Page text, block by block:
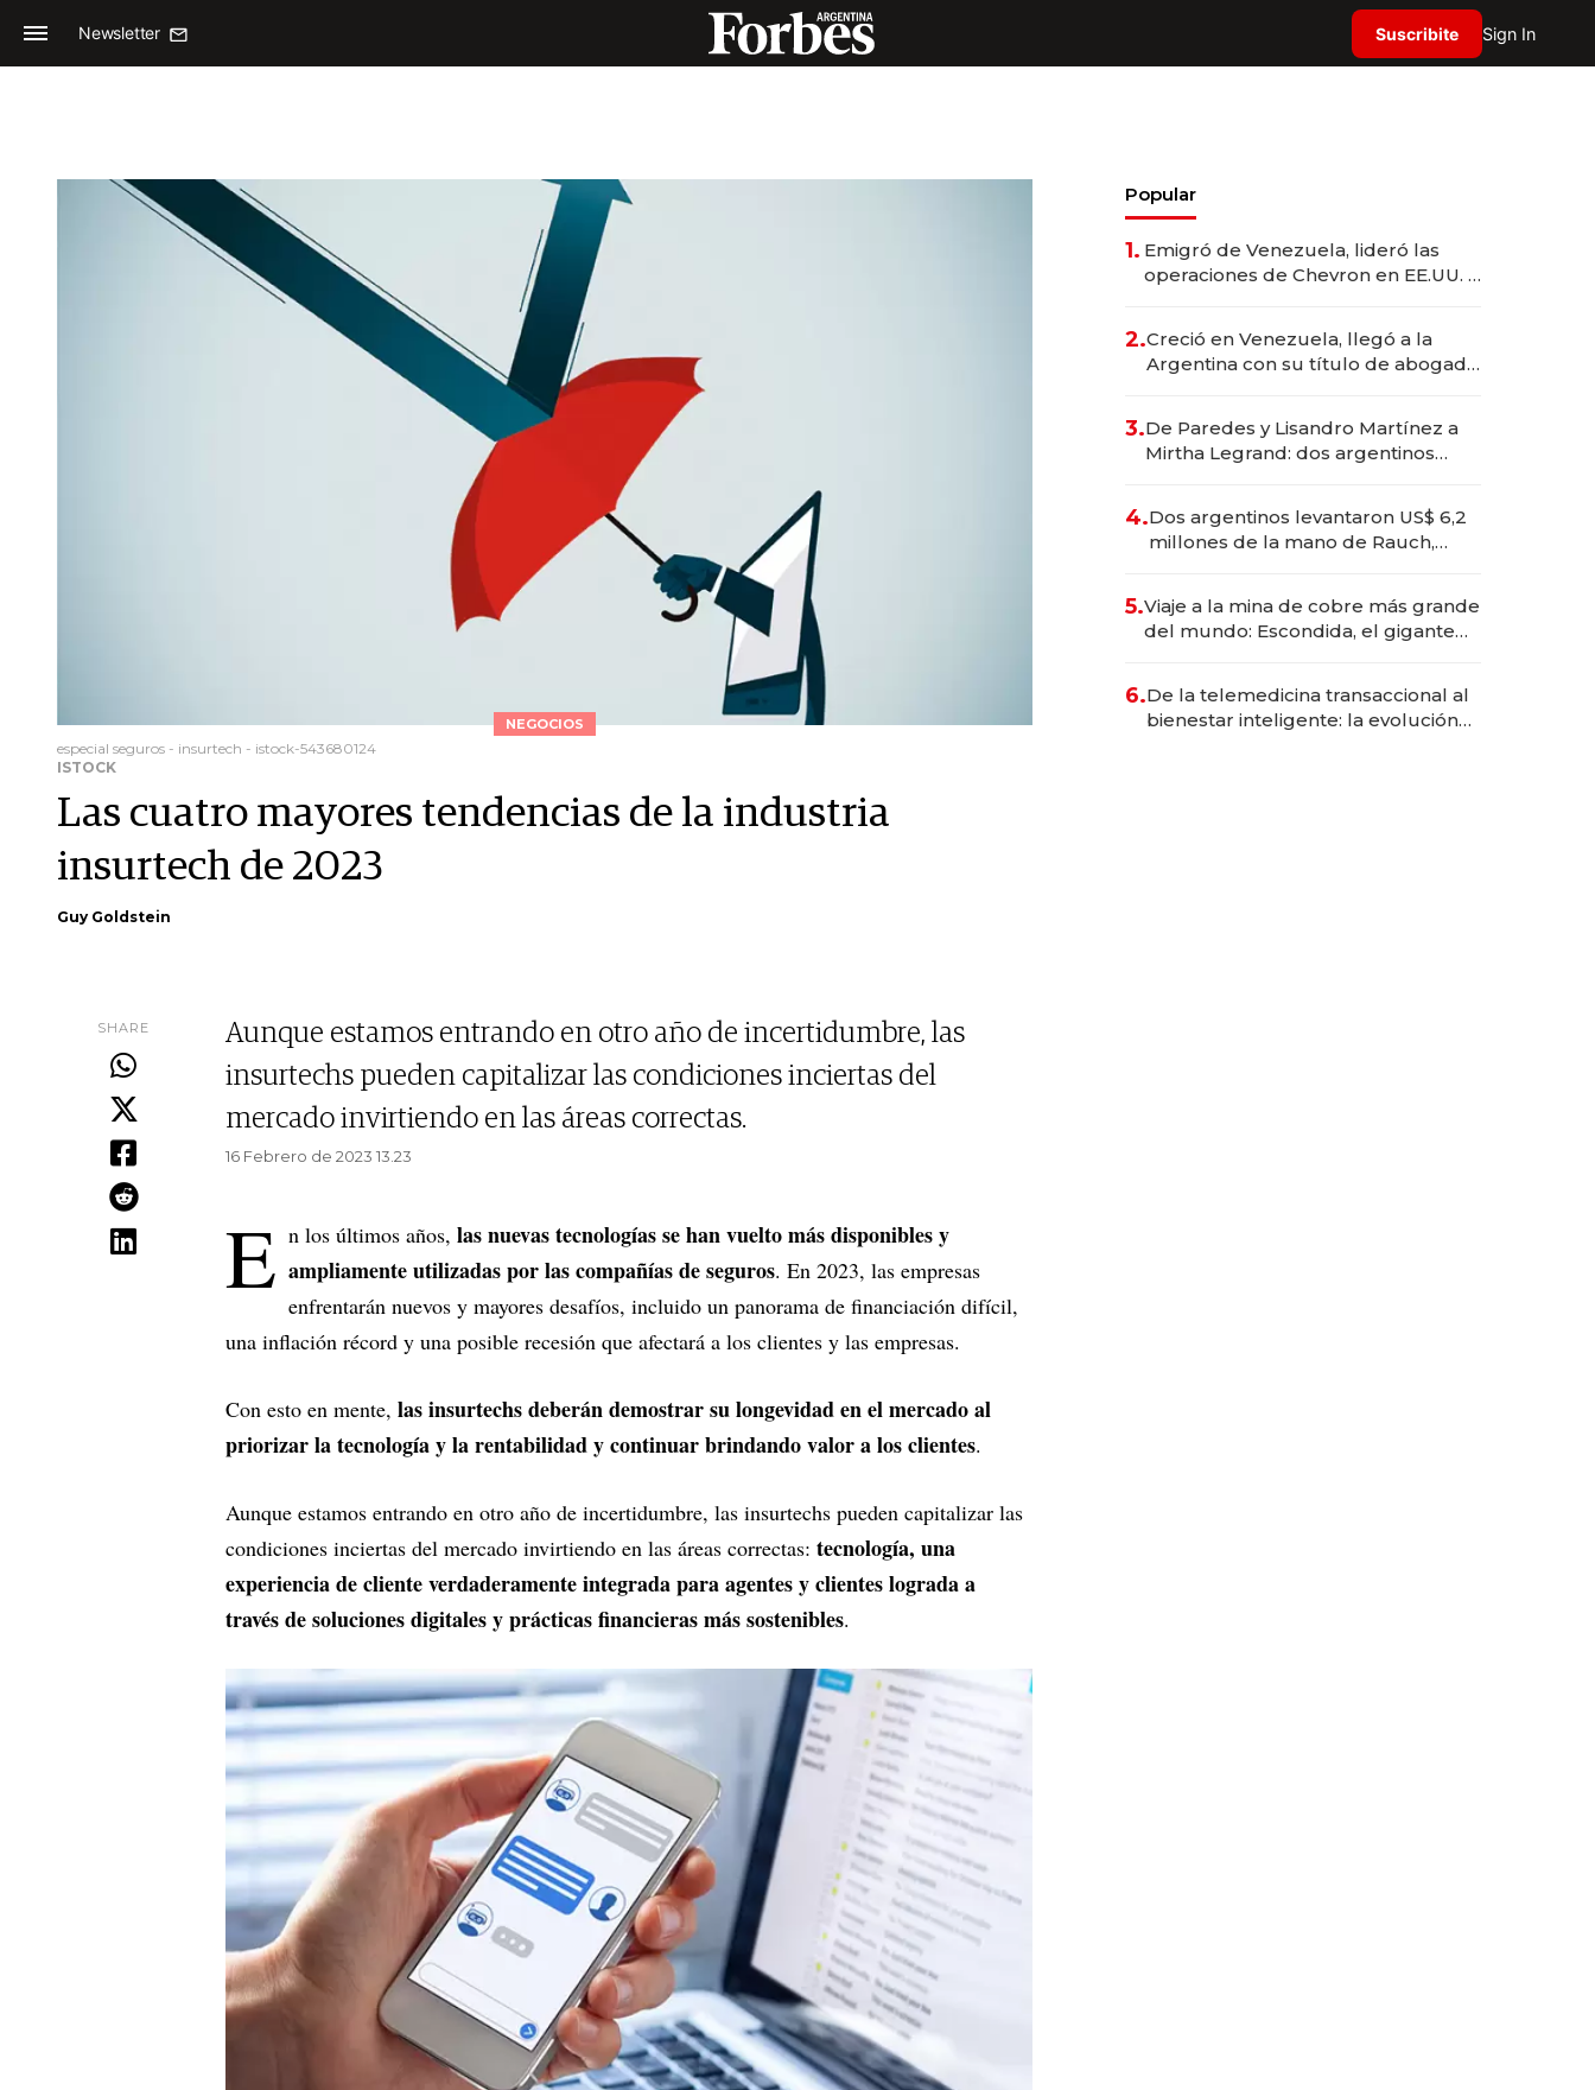
Newsletter Suscribite Sign In
NEGOCIOS
especial seguros - insurtech - istock-543680124
ISTOCK
Las cuatro mayores tendencias de la industria
insurtech de 2023
Guy Goldstein
SHARE
Aunque estamos entrando en otro año de incertidumbre, las
insurtechs pueden capitalizar las condiciones inciertas del
mercado invirtiendo en las áreas correctas.
16 Febrero de 2023 13.23
E n los últimos años, las nuevas tecnologías se han vuelto más disponibles y
ampliamente utilizadas por las compañías de seguros. En 2023, las empresas
enfrentarán nuevos y mayores desafíos, incluido un panorama de financiación difícil,
una inflación récord y una posible recesión que afectará a los clientes y las empresas.
Con esto en mente, las insurtechs deberán demostrar su longevidad en el mercado al
priorizar la tecnología y la rentabilidad y continuar brindando valor a los clientes.
Aunque estamos entrando en otro año de incertidumbre, las insurtechs pueden capitalizar las
condiciones inciertas del mercado invirtiendo en las áreas correctas: tecnología, una
experiencia de cliente verdaderamente integrada para agentes y clientes lograda a
través de soluciones digitales y prácticas financieras más sostenibles.
Popular
1. Emigró de Venezuela, lideró las
operaciones de Chevron en EE.UU. y
2.Creció en Venezuela, llegó a la
Argentina con su título de abogado
marcas "fast premium"
3.De Paredes y Lisandro Martínez a
Mirtha Legrand: dos argentinos
deportivo y el cuidado corporal
4.Dos argentinos levantaron US$ 6,2
millones de la mano de Rauch,
5.Viaje a la mina de cobre más grande
del mundo: Escondida, el gigante
6.De la telemedicina transaccional al
bienestar inteligente: la evolución